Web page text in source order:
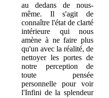
au dedans de nous-
même. Il s'agit de
connaître l'état de clarté
intérieure qui nous
amène à ne faire plus
qu'un avec la réalité, de
nettoyer les portes de
notre perception de
toute pensée
personnelle pour voir
l'Infini de la splendeur